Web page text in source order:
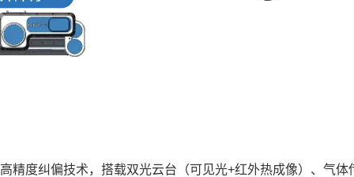
度纠偏技术，搭载双光云台（可见光+红外热成像）、气体